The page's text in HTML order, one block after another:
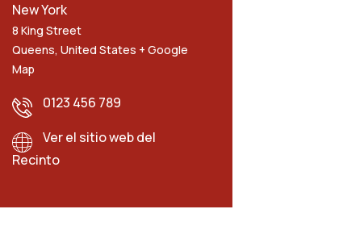
New York
8 King Street
Queens, United States + Google
Map
0123 456 789
Ver el sitio web del
Recinto